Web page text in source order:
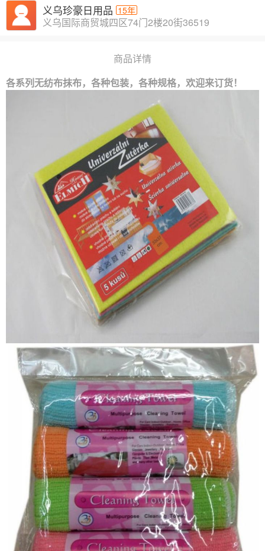
义乌珍豪日用品 15年
义乌国际商贸城四区74门2楼20街36519
商品详情
各系列无纺布抹布，各种包装，各种规格，欢迎来订货！